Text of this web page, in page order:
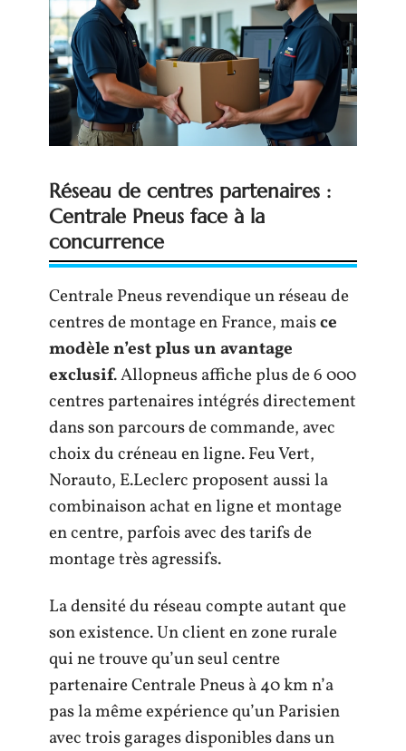
Réseau de centres partenaires :
Centrale Pneus face à la
concurrence
Centrale Pneus revendique un réseau de
centres de montage en France, maisce
modèle n’est plus un avantage
exclusif. Allopneus affiche plus de 6 000
centres partenaires intégrés directement
dans son parcours de commande, avec
choix du créneau en ligne. Feu Vert,
Norauto, E.Leclerc proposent aussi la
combinaison achat en ligne et montage
en centre, parfois avec des tarifs de
montage très agressifs.
La densité du réseau compte autant que
son existence. Un client en zone rurale
qui ne trouve qu’un seul centre
partenaire Centrale Pneus à 40 km n’a
pas la même expérience qu’un Parisien
avec trois garages disponibles dans un